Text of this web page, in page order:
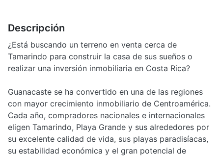
Descripción
¿Está buscando un terreno en venta cerca de
Tamarindo para construir la casa de sus sueños o
realizar una inversión inmobiliaria en Costa Rica?
Guanacaste se ha convertido en una de las regiones
con mayor crecimiento inmobiliario de Centroamérica.
Cada año, compradores nacionales e internacionales
eligen Tamarindo, Playa Grande y sus alrededores por
su excelente calidad de vida, sus playas paradisíacas,
su estabilidad económica y el gran potencial de